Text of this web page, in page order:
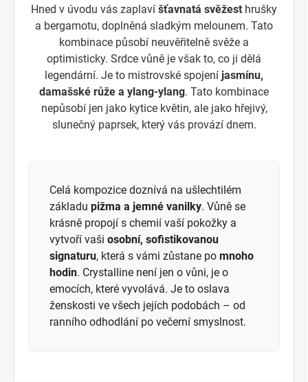
Hned v úvodu vás zaplaví šťavnatá svěžest hrušky
a bergamotu, doplněná sladkým melounem. Tato
kombinace působí neuvěřitelně svěže a
optimisticky. Srdce vůně je však to, co ji dělá
legendární. Je to mistrovské spojení jasmínu,
damašské růže a ylang-ylang. Tato kombinace
nepůsobí jen jako kytice květin, ale jako hřejivý,
slunečný paprsek, který vás provází dnem.
Celá kompozice doznívá na ušlechtilém
základu pižma a jemné vanilky. Vůně se
krásně propojí s chemií vaší pokožky a
vytvoří vaši osobní, sofistikovanou
signaturu, která s vámi zůstane po mnoho
hodin. Crystalline není jen o vůni, je o
emocích, které vyvolává. Je to oslava
ženskosti ve všech jejích podobách – od
ranního odhodlání po večerní smyslnost.